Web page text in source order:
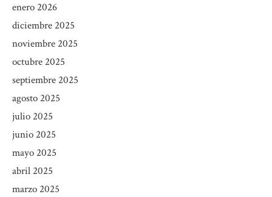
enero 2026
diciembre 2025
noviembre 2025
octubre 2025
septiembre 2025
agosto 2025
julio 2025
junio 2025
mayo 2025
abril 2025
marzo 2025